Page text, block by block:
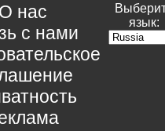
нас
с нами
язык: